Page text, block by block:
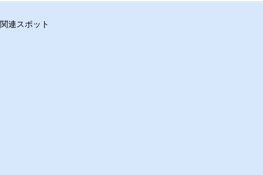
関連スポット